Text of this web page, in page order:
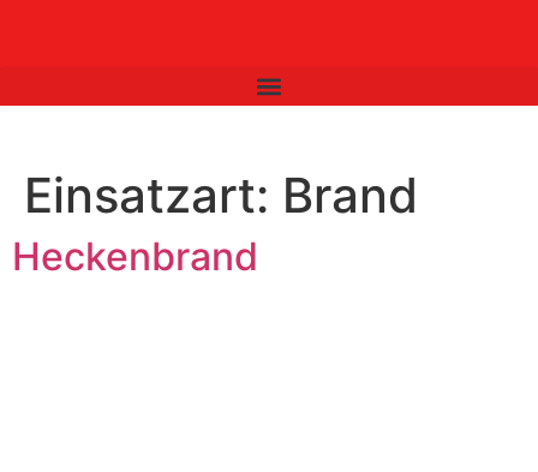
Einsatzart: Brand
Heckenbrand